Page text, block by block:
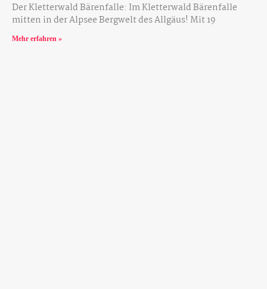
Der Kletterwald Bärenfalle: Im Kletterwald Bärenfalle
mitten in der Alpsee Bergwelt des Allgäus! Mit 19
Mehr erfahren »